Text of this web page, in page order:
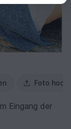
Foto
Eingang der